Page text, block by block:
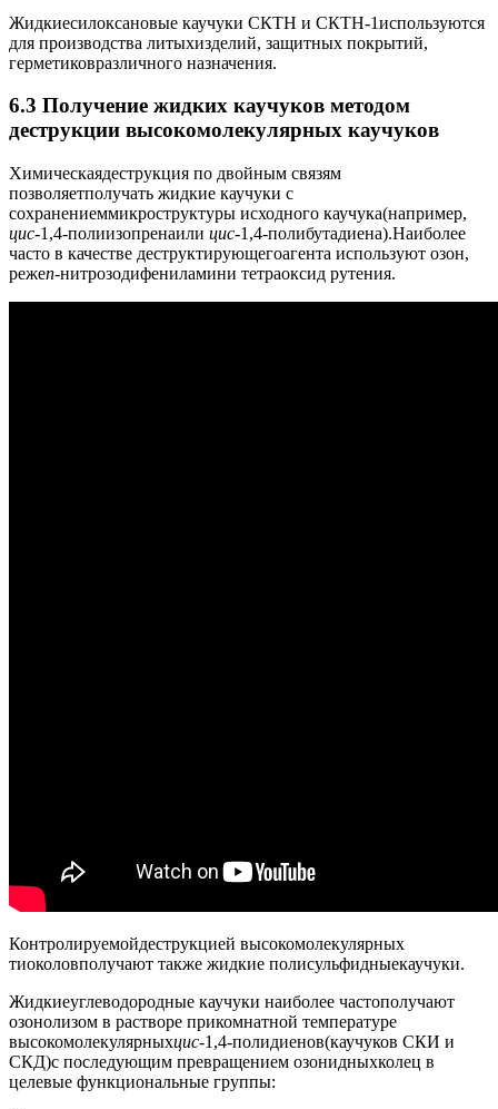
Жидкиесилоксановые каучуки СКТН и СКТН-1используются
для производства литыхизделий, защитных покрытий,
герметиковразличного назначения.
6.3 Получение жидких каучуков методом
деструкции высокомолекулярных каучуков
Химическаядеструкция по двойным связям
позволяетполучать жидкие каучуки с
сохранениеммикроструктуры исходного каучука(например,
цис-1,4-полиизопренаили цис-1,4-полибутадиена).Наиболее
часто в качестве деструктирующегоагента используют озон,
режеп-нитрозодифениламини тетраоксид рутения.
Контролируемойдеструкцией высокомолекулярных
тиоколовполучают также жидкие полисульфидныекаучуки.
Жидкиеуглеводородные каучуки наиболее частополучают
озонолизом в растворе прикомнатной температуре
высокомолекулярныхцис-1,4-полидиенов(каучуков СКИ и
CКД)с последующим превращением озонидныхколец в
целевые функциональные группы: